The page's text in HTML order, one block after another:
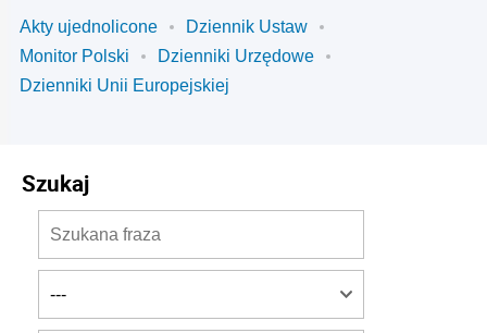
Akty ujednolicone
Dziennik Ustaw
Monitor Polski
Dzienniki Urzędowe
Dzienniki Unii Europejskiej
Szukaj